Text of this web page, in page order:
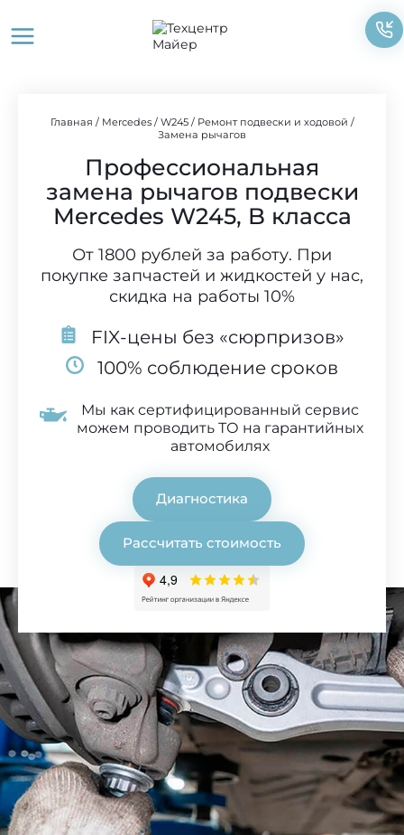
содержимому
Главная / Mercedes/ W245/ Ремонт подвески и ходовой /
Замена рычагов
Профессиональная
замена рычагов подвески
Mercedes W245, B класса
От 1800 рублей за работу. При
покупке запчастей и жидкостей у нас,
скидка на работы 10%
FIX-цены без «сюрпризов»
100% соблюдение сроков
Мы как сертифицированный сервис
можем проводить ТО на гарантийных
автомобилях
Диагностика
Рассчитать стоимость